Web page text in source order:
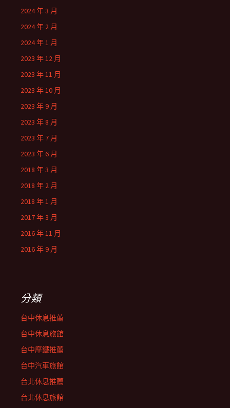
2024 年 3 月
2024 年 2 月
2024 年 1 月
2023 年 12 月
2023 年 11 月
2023 年 10 月
2023 年 9 月
2023 年 8 月
2023 年 7 月
2023 年 6 月
2018 年 3 月
2018 年 2 月
2018 年 1 月
2017 年 3 月
2016 年 11 月
2016 年 9 月
分類
台中休息推薦
台中休息旅館
台中摩鐵推薦
台中汽車旅館
台北休息推薦
台北休息旅館